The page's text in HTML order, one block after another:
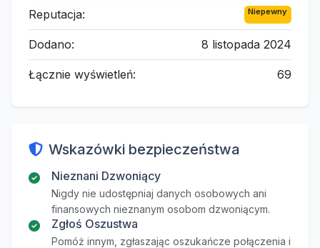
Reputacja: Niepewny
Dodano: 8 listopada 2024
Łącznie wyświetleń: 69
Wskazówki bezpieczeństwa
Nieznani Dzwoniący
Nigdy nie udostępniaj danych osobowych ani
finansowych nieznanym osobom dzwoniącym.
Zgłoś Oszustwa
Pomóż innym, zgłaszając oszukańcze połączenia i